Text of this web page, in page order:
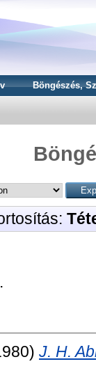
Böngészés,
.
J. H.